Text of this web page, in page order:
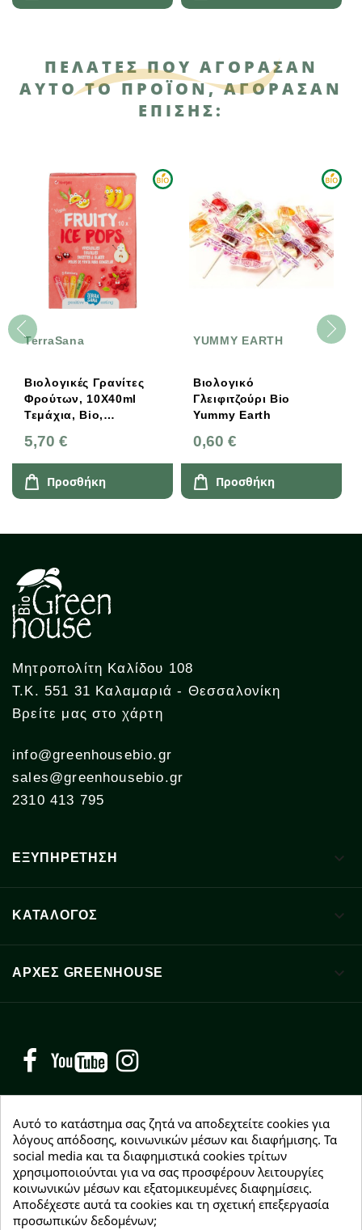
ΠΕΛΆΤΕΣ ΠΟΥ ΑΓΌΡΑΣΑΝ
ΑΥΤΌ ΤΟ ΠΡΟΪΌΝ, ΑΓΌΡΑΣΑΝ
ΕΠΊΣΗΣ:
Γρανίτες
10X40ml
Bio,
YUMMY EARTH
Βιολογικό
Γλειφιτζούρι Βio
Yummy Earth
Προσθήκη
Labooko
Μητροπολίτη Καλίδου 108
Τ.Κ. 551 31 Καλαμαριά - Θεσσαλονίκη
Βρείτε μας στο χάρτη
info@greenhousebio.gr
sales@greenhousebio.gr
2310 413 795
ΕΞΥΠΗΡΕΤΗΣΗ 
ΚΑΤΑΛΟΓΟΣ 
ΑΡΧΈΣ GREENHOUSE 
Facebook YouTube
NEWSLETTER
Εγγραφείτε δωρεάν και θα είστε οι πρώτοι που θα
λάβετε τα νέα μας γύρω από προσφορές, εκπτώσεις
και νέα προϊόντα.
Αυτό το κατάστημα σας ζητά να αποδεχτείτε cookies για
λόγους απόδοσης, κοινωνικών μέσων και διαφήμισης. Τα
social media και τα διαφημιστικά cookies τρίτων
χρησιμοποιούνται για να σας προσφέρουν λειτουργίες
κοινωνικών μέσων και εξατομικευμένες διαφημίσεις.
Αποδέχεστε αυτά τα cookies και τη σχετική επεξεργασία
προσωπικών δεδομένων;